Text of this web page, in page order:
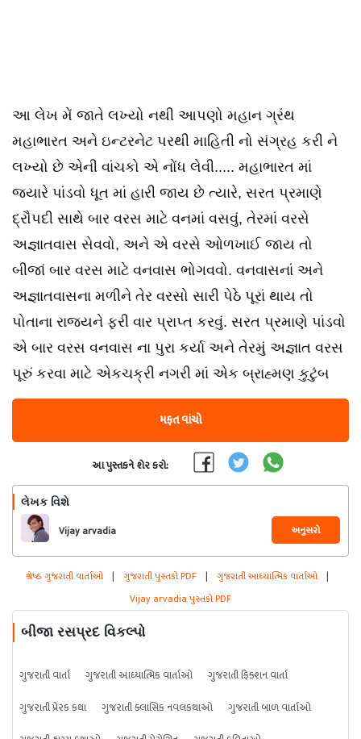
આ લેખ મેં જાતે લખ્યો નથી આપણો મહાન ગ્રંથ
મહાભારત અને ઇન્ટરનેટ પરથી માહિતી નો સંગ્રહ કરી ને
લખ્યો છે એની વાંચકો એ નોંધ લેવી..... મહાભારત માં
જ્યારે પાંડવો ધૂત માં હારી જાય છે ત્યારે, સરત પ્રમાણે
દ્રૌપદી સાથે બાર વરસ માટે વનમાં વસવું, તેરમાં વરસે
અજ્ઞાતવાસ સેવવો, અને એ વરસે ઓળખાઈ જાય તો
બીજાં બાર વરસ માટે વનવાસ ભોગવવો. વનવાસનાં અને
અજ્ઞાતવાસના મળીને તેર વરસો સારી પેઠે પૂરાં થાય તો
પોતાના રાજયને ફરી વાર પ્રાપ્ત કરવું. સરત પ્રમાણે પાંડવો
એ બાર વરસ વનવાસ ના પુરા કર્યા અને તેરમું અજ્ઞાત વરસ
પૂરું કરવા માટે એકચક્રી નગરી માં એક બ્રાહ્મણ કુટુંબ
મફત વાંચો
આ પુસ્તકને શેર કરો:
લેખક વિશે
Vijay arvadia અનુસરો
શ્રેષ્ઠ ગુજરાતી વાર્તાઓ | ગુજરાતી પુસ્તકો PDF | ગુજરાતી આધ્યાત્મિક વાર્તાઓ |
Vijay arvadia પુસ્તકો PDF
બીજા રસપ્રદ વિકલ્પો
ગુજરાતી વાર્તા ગુજરાતી આધ્યાત્મિક વાર્તાઓ
ગુજરાતી ફિક્શન વાર્તા
ગુજરાતી પ્રેરક કથા
ગુજરાતી ક્લાસિક નવલકથાઓ
ગુજરાતી બાળ વાર્તાઓ